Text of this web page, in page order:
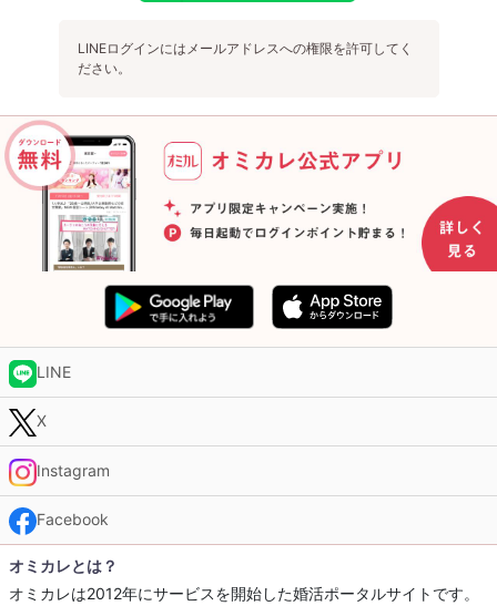
LINEログインにはメールアドレスへの権限を許可してく
ださい。
LINE
X
Instagram
Facebook
オミカレとは？
オミカレは2012年にサービスを開始した婚活ポータルサイトです。